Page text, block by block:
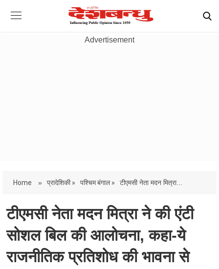
Advertisement
Home » प्रादेशिकी » पश्चिम बंगाल » टीएमसी नेता मदन मित्रा...
टीएमसी नेता मदन मित्रा ने की एंटी
सोशल बिल की आलोचना, कहा-ये
राजनीतिक प्रतिशोध की भावना से